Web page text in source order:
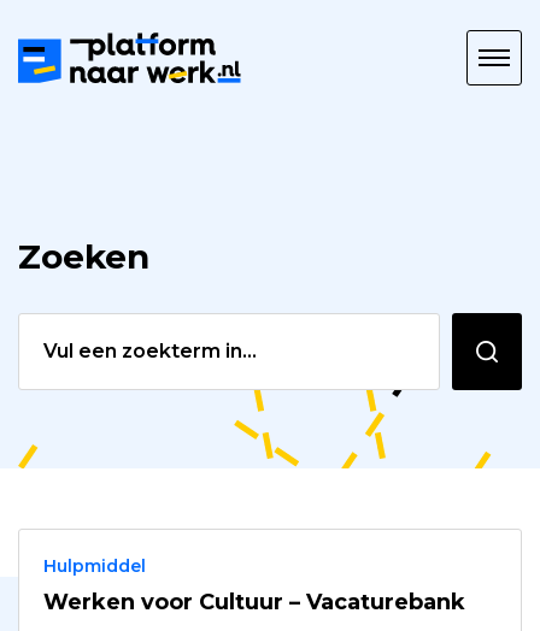
naar
Werk
Zoeken
Zoeken
Hulpmiddel
Werken voor Cultuur – Vacaturebank